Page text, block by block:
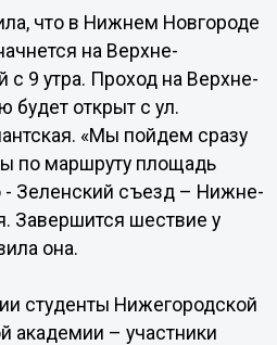
что в Нижнем Новгороде
на Верхне-
9 утра. Проход на Верхне-
открыт с ул.
«Мы пойдем сразу
по маршруту площадь
Зеленский съезд – Нижне-
Завершится шествие у
она.
студенты Нижегородской
академии – участники